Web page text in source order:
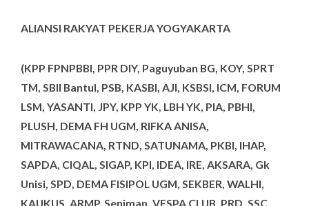
ALIANSI RAKYAT PEKERJA YOGYAKARTA
(KPP FPNPBBI, PPR DIY, Paguyuban BG, KOY, SPRT
TM, SBII Bantul, PSB, KASBI, AJI, KSBSI, ICM, FORUM
LSM, YASANTI, JPY, KPP YK, LBH YK, PIA, PBHI,
PLUSH, DEMA FH UGM, RIFKA ANISA,
MITRAWACANA, RTND, SATUNAMA, PKBI, IHAP,
SAPDA, CIQAL, SIGAP, KPI, IDEA, IRE, AKSARA, Gk
Unisi, SPD, DEMA FISIPOL UGM, SEKBER, WALHI,
KAUKUS, ARMP, Seniman, VESPA CLUB, PRD, SSC,